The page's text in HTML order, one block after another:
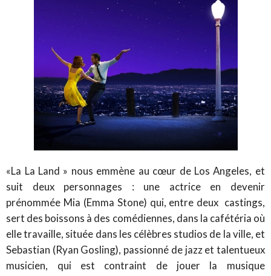
«La La Land » nous emmène au cœur de Los Angeles, et
suit deux personnages : une actrice en devenir
prénommée Mia (Emma Stone) qui, entre deux castings,
sert des boissons à des comédiennes, dans la cafétéria où
elle travaille, située dans les célèbres studios de la ville, et
Sebastian (Ryan Gosling), passionné de jazz et talentueux
musicien, qui est contraint de jouer la musique